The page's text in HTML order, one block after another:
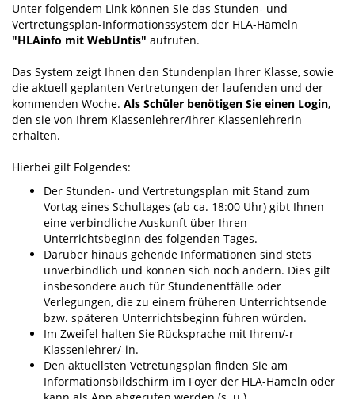
Unter folgendem Link können Sie das Stunden- und
Vertretungsplan-Informationssystem der HLA-Hameln
"HLAinfo mit WebUntis" aufrufen.
Das System zeigt Ihnen den Stundenplan Ihrer Klasse, sowie
die aktuell geplanten Vertretungen der laufenden und der
kommenden Woche. Als Schüler benötigen Sie einen Login,
den sie von Ihrem Klassenlehrer/Ihrer Klassenlehrerin
erhalten.
Hierbei gilt Folgendes:
Der Stunden- und Vertretungsplan mit Stand zum
Vortag eines Schultages (ab ca. 18:00 Uhr) gibt Ihnen
eine verbindliche Auskunft über Ihren
Unterrichtsbeginn des folgenden Tages.
Darüber hinaus gehende Informationen sind stets
unverbindlich und können sich noch ändern. Dies gilt
insbesondere auch für Stundenentfälle oder
Verlegungen, die zu einem früheren Unterrichtsende
bzw. späteren Unterrichtsbeginn führen würden.
Im Zweifel halten Sie Rücksprache mit Ihrem/-r
Klassenlehrer/-in.
Den aktuellsten Vetretungsplan finden Sie am
Informationsbildschirm im Foyer der HLA-Hameln oder